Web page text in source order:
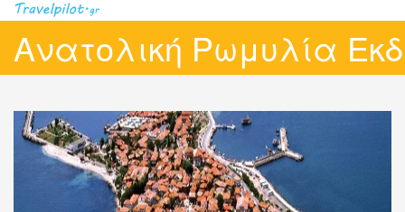
Ανατολική Ρωμυλία